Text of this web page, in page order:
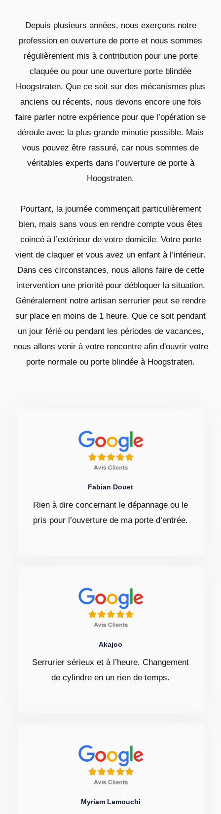
Depuis plusieurs années, nous exerçons notre
profession en ouverture de porte et nous sommes
régulièrement mis à contribution pour une porte
claquée ou pour une ouverture porte blindée
Hoogstraten. Que ce soit sur des mécanismes plus
anciens ou récents, nous devons encore une fois
faire parler notre expérience pour que l’opération se
déroule avec la plus grande minutie possible. Mais
vous pouvez être rassuré, car nous sommes de
véritables experts dans l’ouverture de porte à
Hoogstraten.
Pourtant, la journée commençait particulièrement
bien, mais sans vous en rendre compte vous êtes
coincé à l’extérieur de votre domicile. Votre porte
vient de claquer et vous avez un enfant à l’intérieur.
Dans ces circonstances, nous allons faire de cette
intervention une priorité pour débloquer la situation.
Généralement notre artisan serrurier peut se rendre
sur place en moins de 1 heure. Que ce soit pendant
un jour férié ou pendant les périodes de vacances,
nous allons venir à votre rencontre afin d'ouvrir votre
porte normale ou porte blindée à Hoogstraten.
Fabian Douet
Rien à dire concernant le dépannage ou le
pris pour l’ouverture de ma porte d’entrée.
Akajoo
Serrurier sérieux et à l’heure. Changement
de cylindre en un rien de temps.
Myriam Lamouchi